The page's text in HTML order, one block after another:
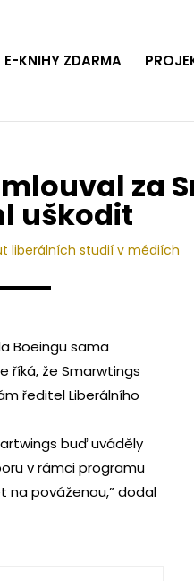
E-KNIHY ZDARMA
za
uškodit
liberálních studií v médiích
Boeingu sama
říká, že Smarwtings
ředitel Liberálního
buď uváděly
v rámci programu
na pováženou,” dodal